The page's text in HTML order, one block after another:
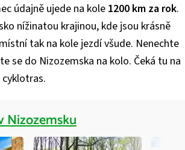
údajně ujede na kole 1200 km za rok.
nížinatou krajinou, kde jsou krásně
tak na kole jezdí všude. Nenechte
se do Nizozemska na kolo. Čeká tu na
cyklotras.
Nizozemsku